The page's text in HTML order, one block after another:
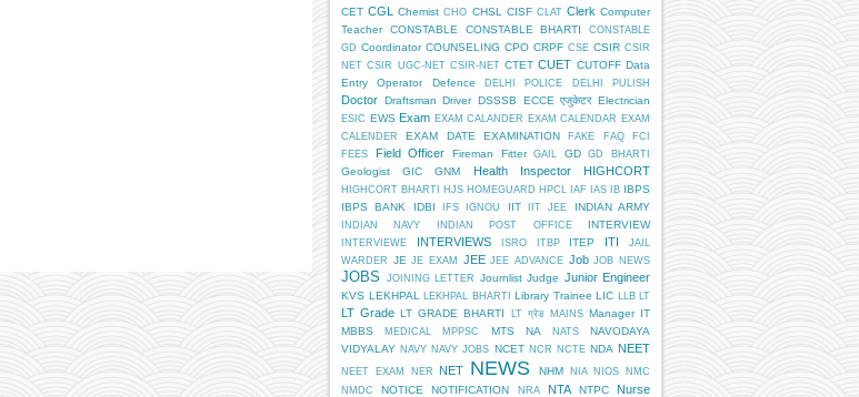
CET CGL Chemist CHO CHSL CISF CLAT Clerk Computer
Teacher
CONSTABLE CONSTABLE BHARTI
CONSTABLE
GD Coordinator COUNSELING CPO CRPF CSE CSIR CSIR
NET CSIR UGC-NET CSIR-NET CTET CUET CUTOFF Data
Entry Operator
Defence DELHI POLICE DELHI PULISH
Doctor Draftsman Driver DSSSB ECCE एजुकेटर Electrician
ESIC EWS Exam EXAM CALANDER EXAM CALENDAR EXAM
CALENDER
EXAM DATE EXAMINATION FAKE FAQ
FCI
FEES
Field Officer Fireman Fitter GAIL GD GD BHARTI
Geologist GIC GNM Health Inspector HIGHCORT
HIGHCORT BHARTI HJS HOMEGUARD HPCL IAF IAS IB IBPS
IBPS BANK
IDBI IFS IGNOU IIT IIT JEE INDIAN ARMY
INDIAN NAVY INDIAN POST OFFICE INTERVIEW
INTERVIEWE INTERVIEWS ISRO ITBP ITEP ITI
JAIL
WARDER JE JE EXAM JEE JEE ADVANCE Job JOB NEWS
JOBS JOINING LETTER Journlist Judge Junior Engineer
KVS LEKHPAL LEKHPAL BHARTI Library Trainee LIC LLB LT
LT Grade LT GRADE BHARTI LT ग्रेड MAINS Manager IT
MBBS
MEDICAL MPPSC MTS NA NATS
NAVODAYA
VIDYALAY NAVY NAVY JOBS NCET NCR NCTE NDA NEET
NEET EXAM NER NET NEWS NHM NIA NIOS
NMC
NMDC
NOTICE NOTIFICATION NRA NTA NTPC Nurse